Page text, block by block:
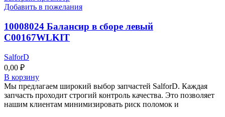
Добавить в пожелания
10008024 Балансир в сборе левый
C00167WLKIT
SalforD
0,00 ₽
В корзину
Мы предлагаем широкий выбор запчастей SalforD. Каждая
запчасть проходит строгий контроль качества. Это позволяет
нашим клиентам минимизировать риск поломок и